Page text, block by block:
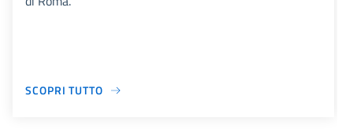
SCOPRI TUTTO